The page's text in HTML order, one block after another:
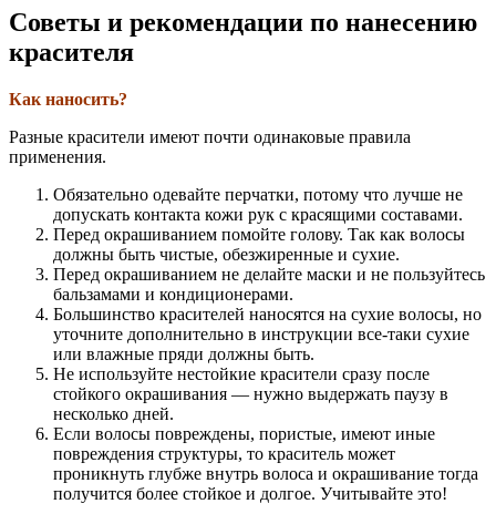
Советы и рекомендации по нанесению
красителя
Как наносить?
Разные красители имеют почти одинаковые правила
применения.
Обязательно одевайте перчатки, потому что лучше не
допускать контакта кожи рук с красящими составами.
Перед окрашиванием помойте голову. Так как волосы
должны быть чистые, обезжиренные и сухие.
Перед окрашиванием не делайте маски и не пользуйтесь
бальзамами и кондиционерами.
Большинство красителей наносятся на сухие волосы, но
уточните дополнительно в инструкции все-таки сухие
или влажные пряди должны быть.
Не используйте нестойкие красители сразу после
стойкого окрашивания — нужно выдержать паузу в
несколько дней.
Если волосы повреждены, пористые, имеют иные
повреждения структуры, то краситель может
проникнуть глубже внутрь волоса и окрашивание тогда
получится более стойкое и долгое. Учитывайте это!